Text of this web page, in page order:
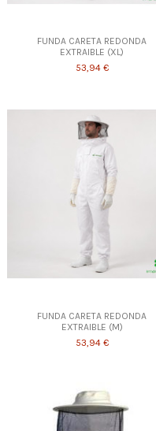
FUNDA CARETA REDONDA
EXTRAIBLE (XL)
53,94 €
FUNDA CARETA REDONDA
EXTRAIBLE (M)
53,94 €